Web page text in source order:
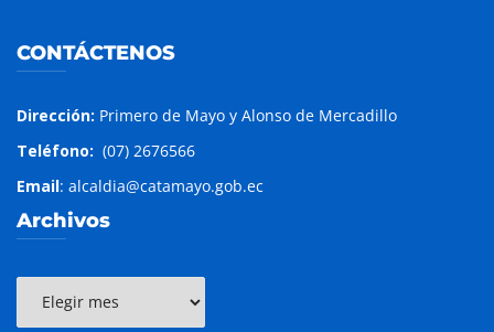
CONTÁCTENOS
Dirección: Primero de Mayo y Alonso de Mercadillo
Teléfono: (07) 2676566
Email: alcaldia@catamayo.gob.ec
Archivos